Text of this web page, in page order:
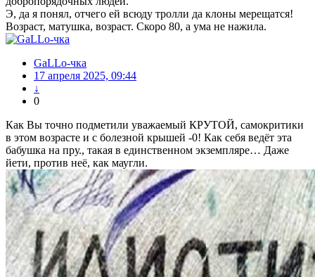
Э, да я понял, отчего ей всюду тролли да клоны мерещатся!
Возраст, матушка, возраст. Скоро 80, а ума не нажила.
GaLLo-чка
17 апреля 2025, 09:44
↓
0
Как Вы точно подметили уважаемый КРУТОЙ, самокритики
в этом возрасте и с болезной крышей -0! Как себя ведёт эта
бабушка на пру., такая в единственном экземпляре… Даже
йети, против неё, как маугли.